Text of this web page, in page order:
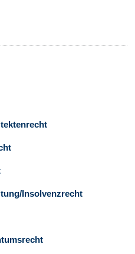
Insolvenzrecht